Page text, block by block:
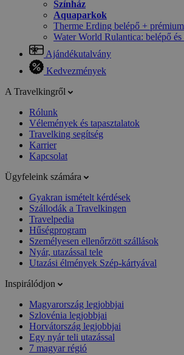
Színház
Aquaparkok
Therme Erding belépő +
Water World Rulantica: belépő és
Ajándékutalvány
Kedvezmények
A Travelkingről
Rólunk
Vélemények és tapasztalatok
Travelking segítség
Karrier
Kapcsolat
Ügyfeleink számára
Gyakran ismételt kérdések
Szállodák a Travelkingen
Travelpedia
Hűségprogram
Személyesen ellenőrzött szállások
Nyár, utazással tele
Utazási élmények Szép-kártyával
Inspirálódjon
Magyarország legjobbjai
Szlovénia legjobbjai
Horvátország legjobbjai
Egy nyár teli utazással
7 magyar régió